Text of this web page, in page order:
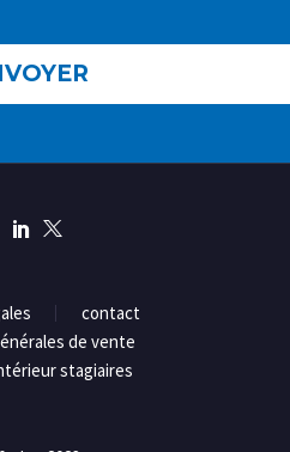
contact
de vente
stagiaires